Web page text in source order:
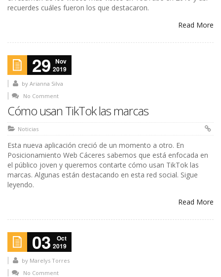
recuerdes cuáles fueron los que destacaron.
Read More
29 Nov
2019
by Arianna Silva
No Comment
Cómo usan TikTok las marcas
Noticias
Esta nueva aplicación creció de un momento a otro. En
Posicionamiento Web Cáceres sabemos que está enfocada en
el público joven y queremos contarte cómo usan TikTok las
marcas. Algunas están destacando en esta red social. Sigue
leyendo.
Read More
03
Oct
2019
by Marelys Torres
No Comment